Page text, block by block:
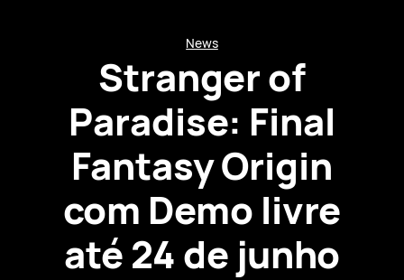
News
Stranger of
Paradise: Final
Fantasy Origin
com Demo livre
até 24 de junho